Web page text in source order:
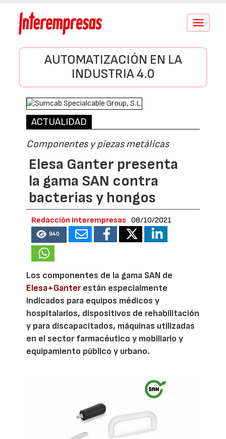
Conmutar
AUTOMATIZACIÓN EN LA
INDUSTRIA 4.0
ACTUALIDAD
Componentes y piezas metálicas
Elesa Ganter presenta
la gama SAN contra
bacterias y hongos
Redacción Interempresas 08/10/2021
940
Los componentes de la gama SAN de
Elesa+Ganterestán especialmente
indicados para equipos médicos y
hospitalarios, dispositivos de rehabilitación
y para discapacitados, máquinas utilizadas
en el sector farmacéutico y mobiliario y
equipamiento público y urbano.